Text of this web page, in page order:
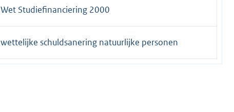
Wet Studiefinanciering 2000
wettelijke schuldsanering natuurlijke personen